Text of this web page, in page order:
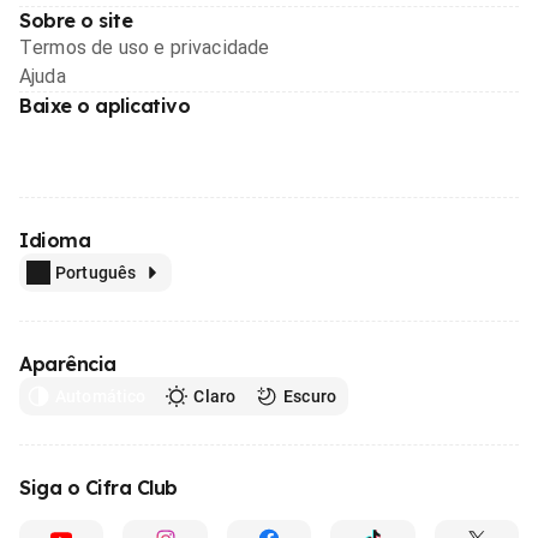
Sobre o site
Termos de uso e privacidade
Ajuda
Baixe o aplicativo
Idioma
Português
Aparência
Claro Escuro
Siga o Cifra Club